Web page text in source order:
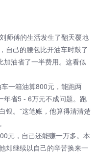
师傅的生活发生了翻天覆地
自己的腰包比开油车时鼓了
加油省了一半费用。这看似
一箱油算800元，能跑两
年省5 - 6万元不成问题。跑
银。”这笔账，他算得清清楚
元，自己还能赚一万多。本
却继续以自己的辛苦换来一